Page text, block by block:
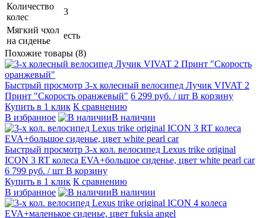
Количество
колес
3
Мягкий чхол
на сиденье
есть
Похожие товары (8)
Быстрый просмотр 3-х колесный велосипед Лучик VIVAT 2
Принт "Скорость оранжевый" 6 299 руб. / шт В корзину
Купить в 1 клик К сравнению
В избранное
В наличии
Быстрый просмотр 3-х кол. велосипед Lexus trike original
ICON 3 RT колеса EVA+большое сиденье, цвет white pearl car
6 799 руб. / шт В корзину
Купить в 1 клик К сравнению
В избранное
В наличии